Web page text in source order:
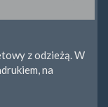
z odzieżą. W
na